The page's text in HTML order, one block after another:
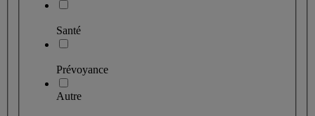
Santé
Prévoyance
Autre